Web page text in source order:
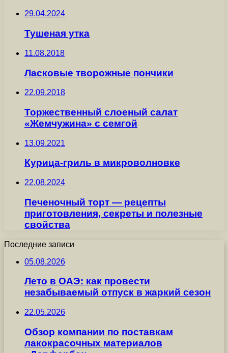
29.04.2024
Тушеная утка
11.08.2018
Ласковые творожные пончики
22.09.2018
Торжественный слоеный салат
«Жемчужина» с семгой
13.09.2021
Курица-гриль в микроволновке
22.08.2024
Печеночный торт — рецепты
приготовления, секреты и полезные
свойства
Последние записи
05.08.2026
Лето в ОАЭ: как провести
незабываемый отпуск в жаркий сезон
22.05.2026
Обзор компании по поставкам
лакокрасочных материалов